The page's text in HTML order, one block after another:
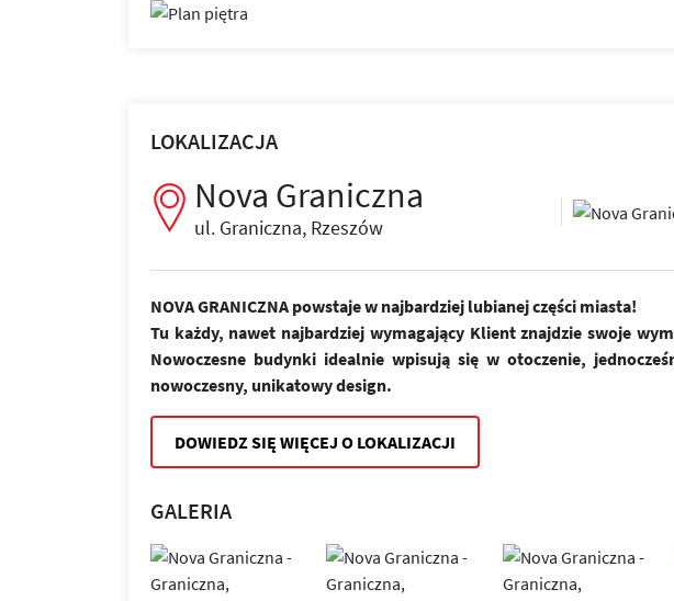
LOKALIZACJA
Nova Graniczna
ul. Graniczna, Rzeszów
NOVA GRANICZNA powstaje w najbardziej lubianej części miasta!
Tu każdy, nawet najbardziej wymagający Klient znajdzie swoje
Nowoczesne budynki idealnie wpisują się w otoczenie,
nowoczesny, unikatowy design.
DOWIEDZ SIĘ WIĘCEJ O LOKALIZACJI
GALERIA